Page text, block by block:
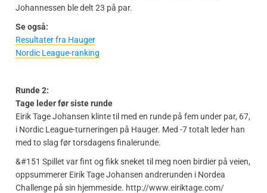
Johannessen ble delt 23 på par.
Se også:
Resultater fra Hauger
Nordic League-ranking
Runde 2:
Tage leder før siste runde
Eirik Tage Johansen klinte til med en runde på fem under par, 67,
i Nordic League-turneringen på Hauger. Med -7 totalt leder han
med to slag før torsdagens finalerunde.
&#151 Spillet var fint og fikk sneket til meg noen birdier på veien,
oppsummerer Eirik Tage Johansen andrerunden i Nordea
Challenge på sin hjemmeside. http://www.eiriktage.com/